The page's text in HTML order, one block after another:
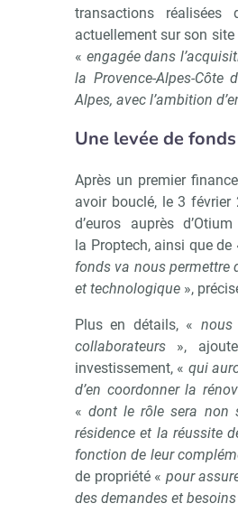
transactions
actuellement sur son
« engagée dans
la Provence-Alpes-Côte
Alpes, avec l’ambition
Une levée de
Après un premier
avoir bouclé, le 3
d’euros auprès
la Proptech, ainsi que de
fonds va nous permettre
et technologique »,
Plus en détails, « nous
collaborateurs »,
investissement, « qui
d’en coordonner la
«dont le rôle sera non
résidence et la réussite
fonction de leur
de propriété « pour
des demandes et